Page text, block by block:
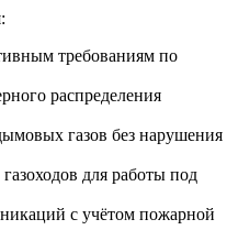
требованиям по
распределения
газов без нарушения
для работы под
с учётом пожарной